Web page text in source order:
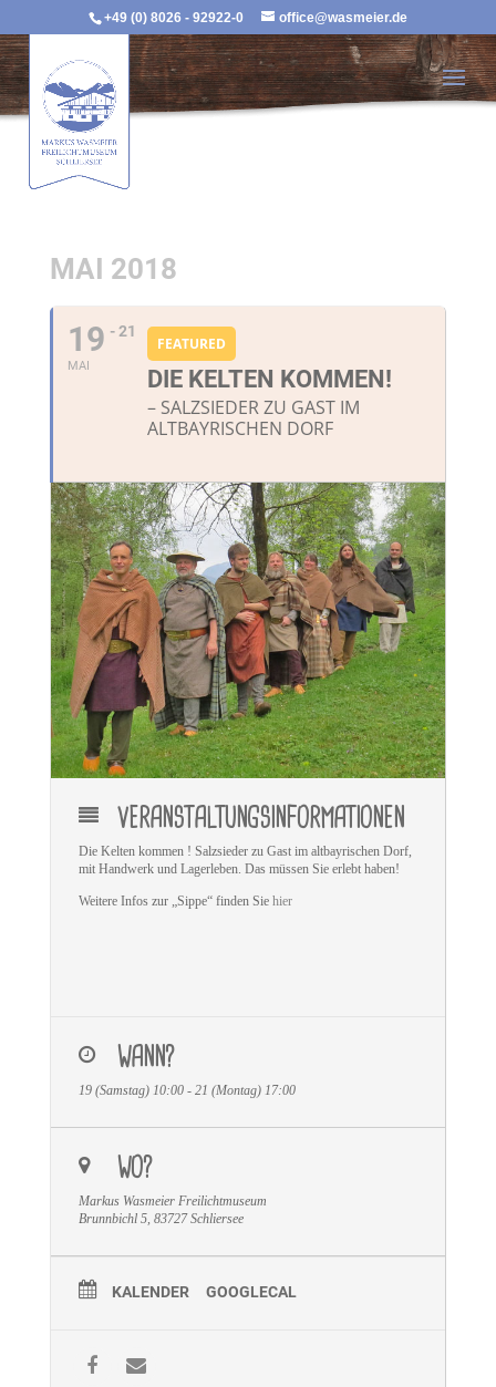
+49 (0) 8026 - 92922-0 office@wasmeier.de
MAI 2018
19
MAI
- 21
FEATURED
DIE KELTEN KOMMEN!
– SALZSIEDER ZU GAST IM
ALTBAYRISCHEN DORF
VERANSTALTUNGSINFORMATIONEN
Die Kelten kommen ! Salzsieder zu Gast im altbayrischen Dorf,
mit Handwerk und Lagerleben. Das müssen Sie erlebt haben!
Weitere Infos zur „Sippe“ finden Sie hier
WANN?
19 (Samstag) 10:00 - 21 (Montag) 17:00
WO?
Markus Wasmeier Freilichtmuseum
Brunnbichl 5, 83727 Schliersee
KALENDER GOOGLECAL